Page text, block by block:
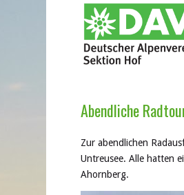
Abendliche
Zur abendlichen
Untreusee. Alle hatten
Ahornberg.